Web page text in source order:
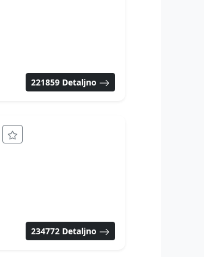
221859 Detaljno
234772 Detaljno